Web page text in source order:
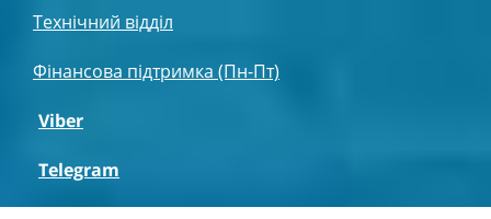
Технічний відділ
Фінансова підтримка (Пн-Пт)
Viber
Telegram